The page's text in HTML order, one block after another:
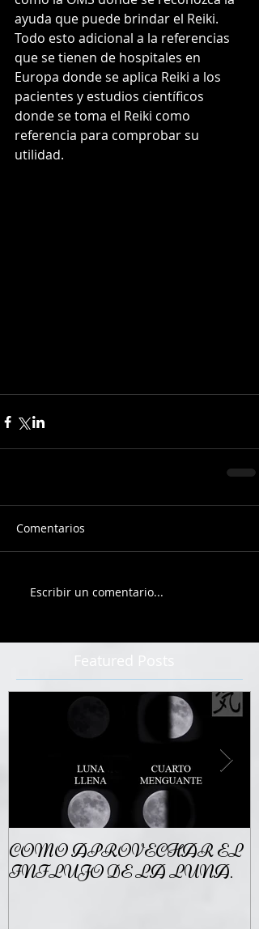
ayuda que puede brindar el Reiki.
Todo esto adicional a la referencias
que se tienen de hospitales en
Europa donde se aplica Reiki a los
pacientes y estudios científicos
donde se toma el Reiki como
referencia para comprobar su
utilidad.
Comentarios
Escribir un comentario...
Featured Posts
COMO APROVECHAR EL
INFLUJO DE LA LUNA.